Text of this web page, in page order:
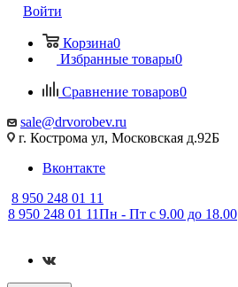
Войти
Корзина0
Избранные товары0
Сравнение товаров0
sale@drvorobev.ru
г. Кострома ул, Московская д.92Б
Вконтакте
8 950 248 01 11
8 950 248 01 11Пн - Пт с 9.00 до 18.00